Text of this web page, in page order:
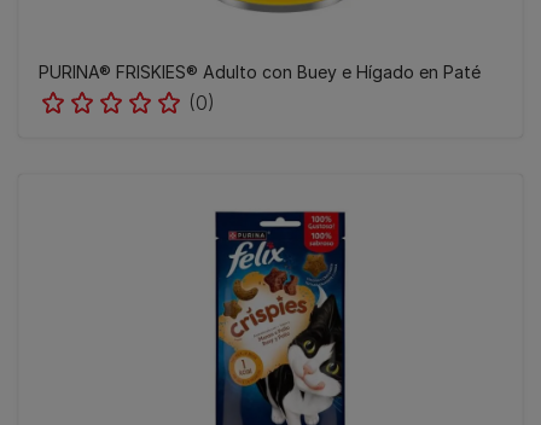
PURINA® FRISKIES® Adulto con Buey e Hígado en Paté
(0)